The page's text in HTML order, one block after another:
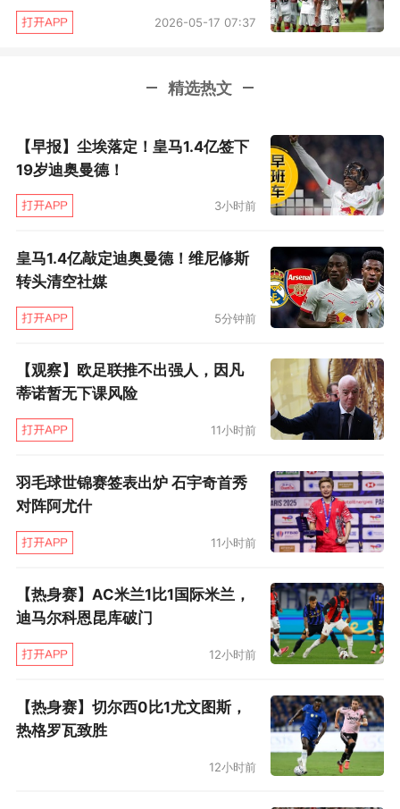
2026-05-17 07:37
精选热文
【早报】尘埃落定！皇马1.4亿签下
19岁迪奥曼德！
3小时前
皇马1.4亿敲定迪奥曼德！维尼修斯
转头清空社媒
5分钟前
【观察】欧足联推不出强人，因凡
蒂诺暂无下课风险
11小时前
羽毛球世锦赛签表出炉 石宇奇首秀
对阵阿尤什
11小时前
【热身赛】AC米兰1比1国际米兰，
迪马尔科恩昆库破门
12小时前
【热身赛】切尔西0比1尤文图斯，
热格罗瓦致胜
12小时前